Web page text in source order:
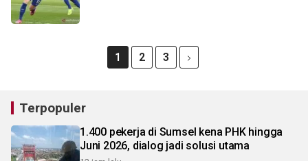
1 2 3
Terpopuler
1.400 pekerja di Sumsel kena PHK hingga
Juni 2026, dialog jadi solusi utama